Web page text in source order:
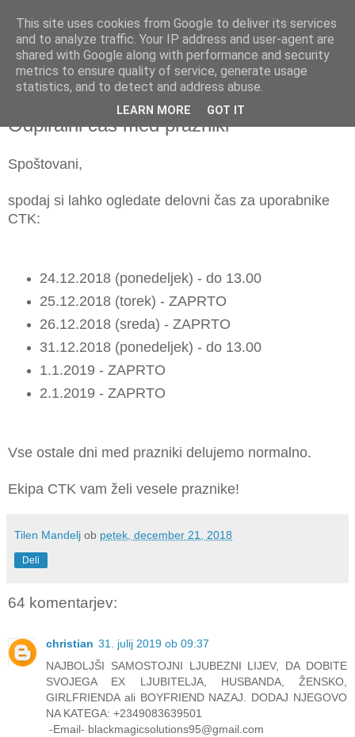
petek, 21. december 2018
Odpiralni čas med prazniki
Spoštovani,
spodaj si lahko ogledate delovni čas za uporabnike
CTK:
24.12.2018 (ponedeljek) - do 13.00
25.12.2018 (torek) - ZAPRTO
26.12.2018 (sreda) - ZAPRTO
31.12.2018 (ponedeljek) - do 13.00
1.1.2019 - ZAPRTO
2.1.2019 - ZAPRTO
Vse ostale dni med prazniki delujemo normalno.
Ekipa CTK vam želi vesele praznike!
Tilen Mandelj ob petek, december 21, 2018
Deli
64 komentarjev:
christian 31. julij 2019 ob 09:37
NAJBOLJŠI SAMOSTOJNI LJUBEZNI LIJEV, DA DOBITE
SVOJEGA EX LJUBITELJA, HUSBANDA, ŽENSKO,
GIRLFRIENDA ali BOYFRIEND NAZAJ. DODAJ NJEGOVO
NA KATEGA: +2349083639501
-Email- blackmagicsolutions95@gmail.com
This site uses cookies from Google to deliver its services
and to analyze traffic. Your IP address and user-agent are
shared with Google along with performance and security
metrics to ensure quality of service, generate usage
statistics, and to detect and address abuse.
LEARN MORE GOT IT